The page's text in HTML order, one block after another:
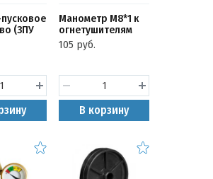
(ЗПУ
)
Манометр М8*1 к
огнетушителям
(ОП)
105 руб.
В корзину